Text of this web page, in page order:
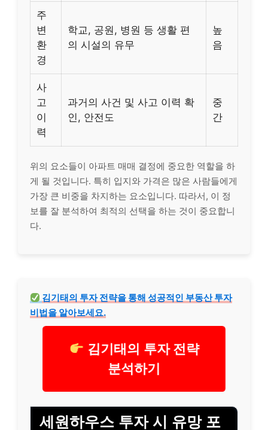
주
변
환
경
학교, 공원, 병원 등 생활 편
의 시설의 유무
높
음
사
고
이
력
과거의 사건 및 사고 이력 확
인, 안전도
중
간
위의 요소들이 아파트 매매 결정에 중요한 역할을 하
게 될 것입니다. 특히 입지와 가격은 많은 사람들에게
가장 큰 비중을 차지하는 요소입니다. 따라서, 이 정
보를 잘 분석하여 최적의 선택을 하는 것이 중요합니
다.
김기태의 투자 전략을 통해 성공적인 부동산 투자
비법을 알아보세요.
김기태의 투자 전략
분석하기
세원하우스 투자 시 유망 포